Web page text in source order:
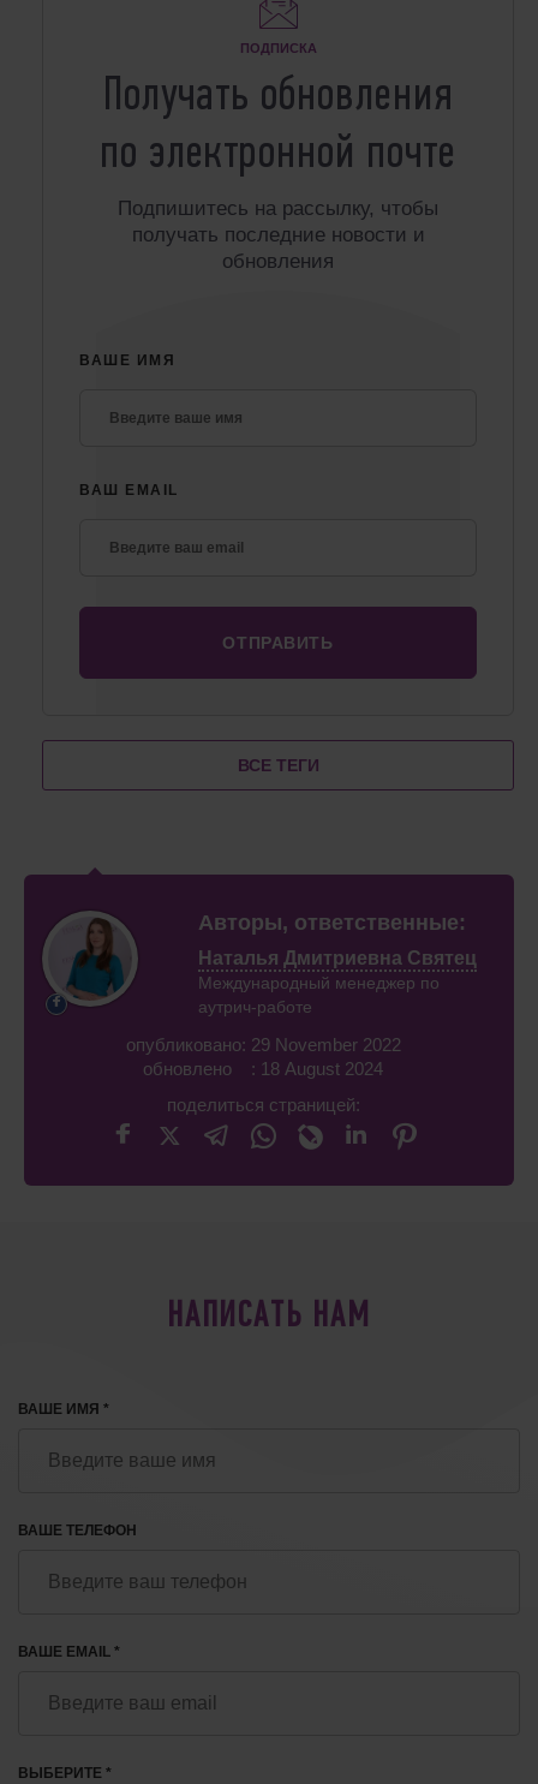
ПОДПИСКА
Получать обновления
по электронной почте
Подпишитесь на рассылку, чтобы
получать последние новости и
обновления
ВАШЕ ИМЯ
ВАШ EMAIL
ВСЕ ТЕГИ
Авторы, ответственные:
Наталья Дмитриевна Святец
Международный менеджер по
аутрич-работе
опубликовано: 29 November 2022
обновлено : 18 August 2024
поделиться страницей:
НАПИСАТЬ НАМ
ВАШЕ ИМЯ *
ВАШЕ ТЕЛЕФОН
ВАШЕ EMAIL *
ВЫБЕРИТЕ *